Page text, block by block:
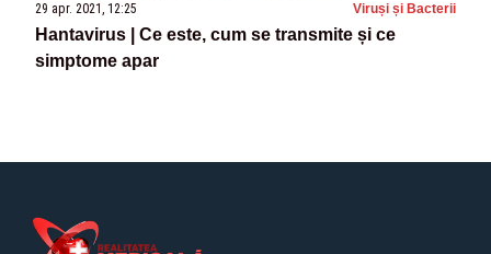
29 apr. 2021, 12:25 Viruși și Bacterii
Hantavirus | Ce este, cum se transmite și ce
simptome apar